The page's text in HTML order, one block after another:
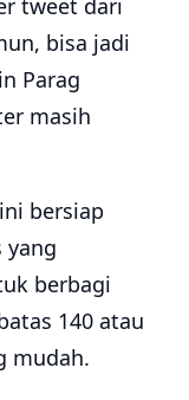
tweet dari
bisa jadi
Parag
masih
bersiap
yang
berbagi
140 atau
mudah.